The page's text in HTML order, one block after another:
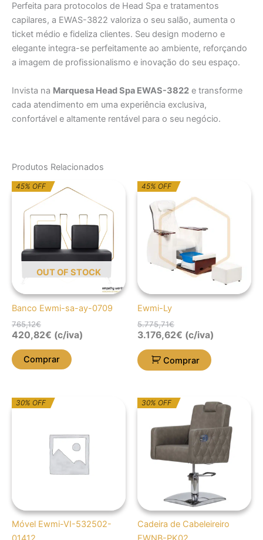
Perfeita para protocolos de Head Spa e tratamentos
capilares, a EWAS-3822 valoriza o seu salão, aumenta o
ticket médio e fideliza clientes. Seu design moderno e
elegante integra-se perfeitamente ao ambiente, reforçando
a imagem de profissionalismo e inovação do seu espaço.
Invista na Marquesa Head Spa EWAS-3822 e transforme
cada atendimento em uma experiência exclusiva,
confortável e altamente rentável para o seu negócio.
Produtos Relacionados
45% OFF
OUT OF STOCK
Banco Ewmi-sa-ay-0709
765,12€
O
preço
original
era:
765,12€.
O
preço
atual
é:
420,82€.
420,82€ (c/iva)
Comprar
45% OFF
Ewmi-Ly
5.775,71€
O
preço
original
era:
O
preço
atual
é:
3.176,62€ (c/iva)
Comprar
30% OFF
Móvel Ewmi-VI-532502-
O
preço
264,45€.
O
preço
185,12€.
30% OFF
Cadeira de Cabeleireiro
O
preço
original
era:
787,20€.
O
preço
é:
551,04€.